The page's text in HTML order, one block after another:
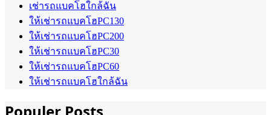
เช่ารถแบคโฮใกล้ฉัน
ให้เช่ารถแบคโฮPC130
ให้เช่ารถแบคโฮPC200
ให้เช่ารถแบคโฮPC30
ให้เช่ารถแบคโฮPC60
ให้เช่ารถแบคโฮใกล้ฉัน